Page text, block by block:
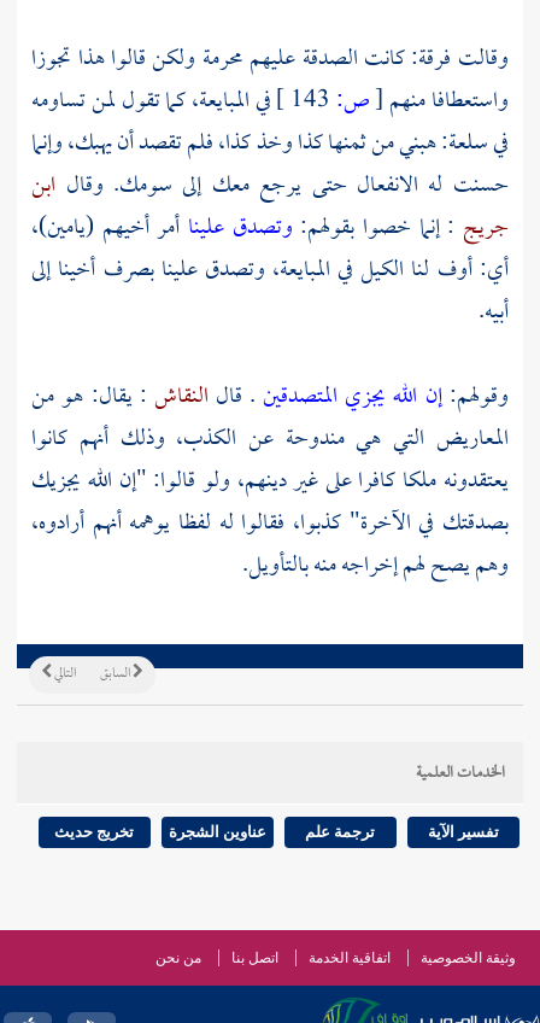
وقالت فرقة: كانت الصدقة عليهم محرمة ولكن قالوا هذا تجوزا
واستعطافا منهم[ص:
في المبايعة، كما تقول لمن تساومه
في سلعة: هبني من ثمنها كذا وخذ كذا، فلم تقصد أن يهبك، وإنما
حسنت له الانفعال حتى يرجع معك إلى سومك. وقال ابن
جريج : إنما خصوا بقولهم: وتصدق علينا أمر أخيهم (يامين)،
أي: أوف لنا الكيل في المبايعة، وتصدق علينا بصرف أخينا إلى
أبيه.
وقولهم:إن الله يجزي المتصدقين. قال النقاش : يقال: هو من
المعاريض التي هي مندوحة عن الكذب، وذلك أنهم كانوا
يعتقدونه ملكا كافرا على غير دينهم، ولو قالوا: "إن الله يجزيك
بصدقتك في الآخرة" كذبوا، فقالوا له لفظا يوهمه أنهم أرادوه،
وهم يصح لهم إخراجه منه بالتأويل.
التالي السابق
الخدمات العلمية
تفسير الآية ترجمة علم عناوين الشجرة تخريج حديث
وثيقة الخصوصية اتفاقية الخدمة اتصل بنا من نحن